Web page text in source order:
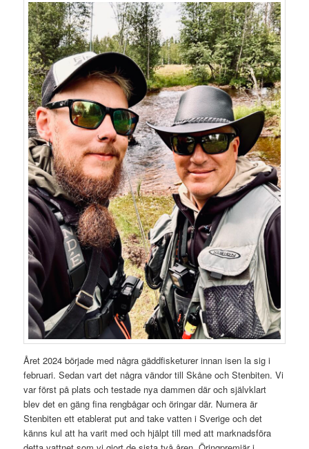
Året 2024 började med några gäddfisketurer innan isen la sig i
februari. Sedan vart det några vändor till Skåne och Stenbiten. Vi
var först på plats och testade nya dammen där och självklart
blev det en gäng fina rengbågar och öringar där. Numera är
Stenbiten ett etablerat put and take vatten i Sverige och det
känns kul att ha varit med och hjälpt till med att marknadsföra